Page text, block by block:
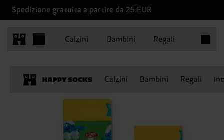
Spedizione gratuita a partire da 25 EUR
Calzini Bambini Regali
Calzini Bambini Regali